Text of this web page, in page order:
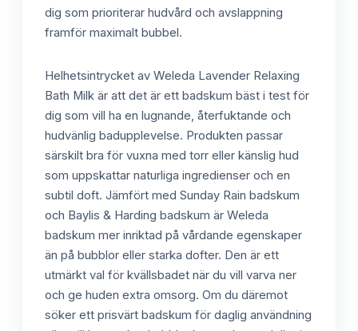
dig som prioriterar hudvård och avslappning
framför maximalt bubbel.
Helhetsintrycket av Weleda Lavender Relaxing
Bath Milk är att det är ett badskum bäst i test för
dig som vill ha en lugnande, återfuktande och
hudvänlig badupplevelse. Produkten passar
särskilt bra för vuxna med torr eller känslig hud
som uppskattar naturliga ingredienser och en
subtil doft. Jämfört med Sunday Rain badskum
och Baylis & Harding badskum är Weleda
badskum mer inriktad på vårdande egenskaper
än på bubblor eller starka dofter. Den är ett
utmärkt val för kvällsbadet när du vill varva ner
och ge huden extra omsorg. Om du däremot
söker ett prisvärt badskum för daglig användning